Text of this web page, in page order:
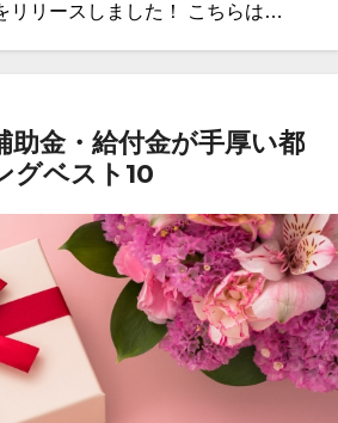
リリースしました！ こちらは…
助金・給付金が手厚い都
グベスト10